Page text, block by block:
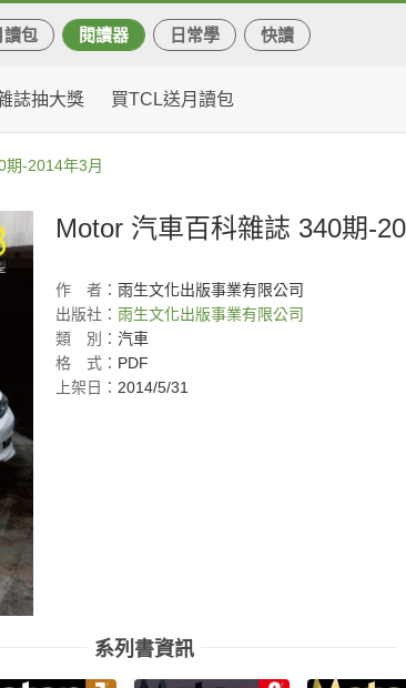
讀包 閱讀器 日常學 快讀
誌抽大獎 買TCL送月讀包
期-2014年3月
Motor 汽車百科雜誌 340期-
作 者： 雨生文化出版事業有限公司
出版社： 雨生文化出版事業有限公司
類
別： 汽車
格
式： PDF
上架日： 2014/5/31
系列書資訊